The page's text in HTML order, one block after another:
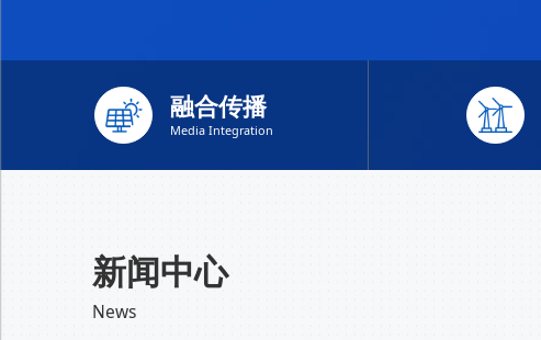
融合传播
Media Integration
新闻中心
News